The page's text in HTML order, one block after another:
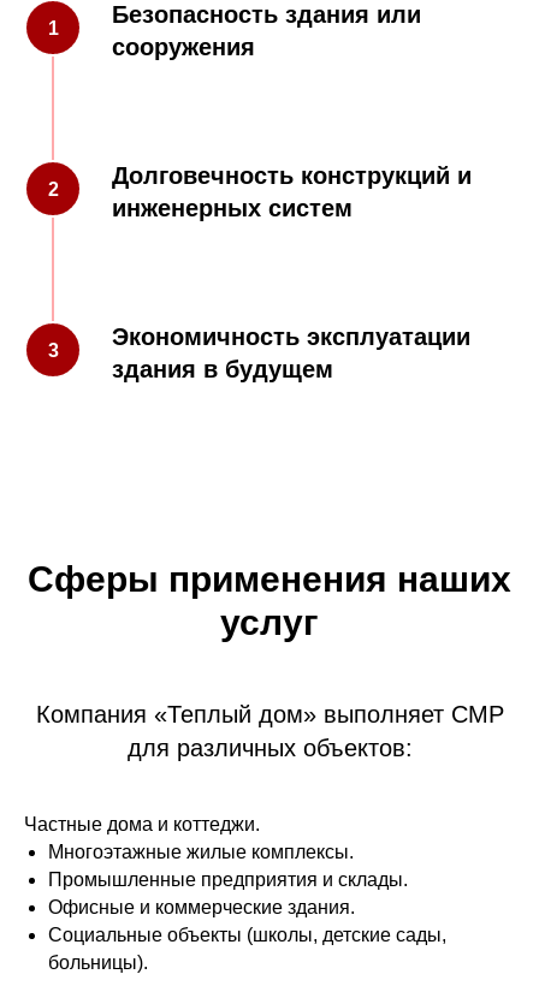
Безопасность здания или
сооружения
Долговечность конструкций и
инженерных систем
Экономичность эксплуатации
здания в будущем
Сферы применения наших
услуг
Компания «Теплый дом» выполняет СМР
для различных объектов:
Частные дома и коттеджи.
Многоэтажные жилые комплексы.
Промышленные предприятия и склады.
Офисные и коммерческие здания.
Социальные объекты (школы, детские сады,
больницы).
Мы — команда профессионалов,
специализирующаяся на продаже
современных и надежныхгазовых
жилище или бизнес качественным
отопительным оборудованием, которое
создаёт уют, экономит ресурсы и служит
газовых котлов в Алматы и Алматинской
оптимальное решение для отопления
безопасность и высокую
Почему выбирают нас? Мы предлагаем